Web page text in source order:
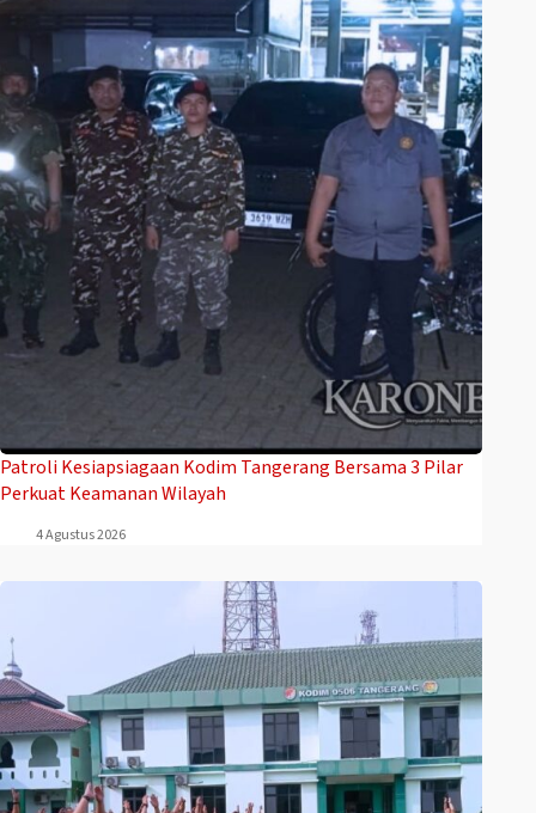
Patroli Kesiapsiagaan Kodim Tangerang Bersama 3 Pilar
Perkuat Keamanan Wilayah
4 Agustus 2026